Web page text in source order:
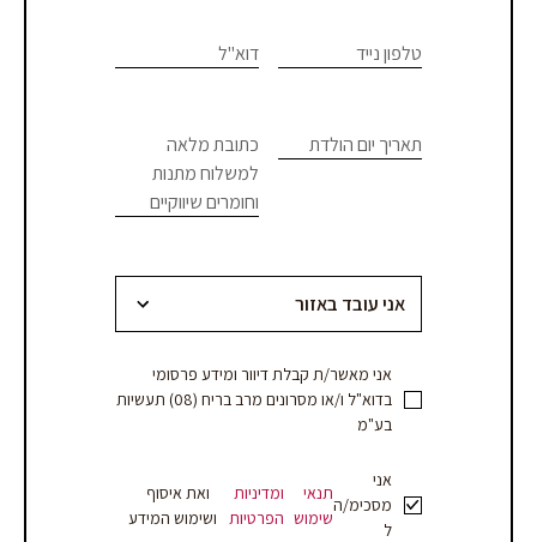
פנים
טלפון נייד דוא"ל
תאריך יום הולדת
כתובת מלאה
למשלוח מתנות
וחומרים שיווקיים
אני מאשר/ת קבלת דיוור ומידע פרסומי
בדוא"ל ו/או מסרונים מרב בריח (08) תעשיות
בע"מ
אני
מסכימ/ה
ל
תנאי
שימוש
ומדיניות
הפרטיות
ואת איסוף
ושימוש המידע
this
field